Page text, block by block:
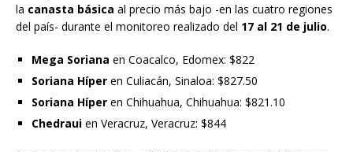
la canasta básica al precio más bajo -en las cuatro regiones
del país- durante el monitoreo realizado del 17 al 21 de julio.
Mega Soriana en Coacalco, Edomex: $822
Soriana Híper en Culiacán, Sinaloa: $827.50
Soriana Híper en Chihuahua, Chihuahua: $821.10
Chedraui en Veracruz, Veracruz: $844